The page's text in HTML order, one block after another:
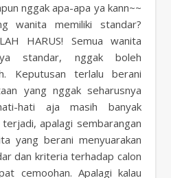
nggak apa-apa ya kann~~
wanita memiliki standar?
HARUS! Semua wanita
standar, nggak boleh
Keputusan terlalu berani
yang nggak seharusnya
hati aja masih banyak
apalagi sembarangan
yang berani menyuarakan
dan kriteria terhadap calon
cemoohan. Apalagi kalau